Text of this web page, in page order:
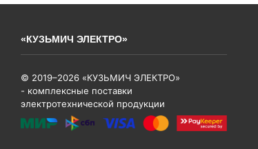
«КУЗЬМИЧ ЭЛЕКТРО»
© 2019–2026 «КУЗЬМИЧ ЭЛЕКТРО»
- комплексные поставки
электротехнической продукции